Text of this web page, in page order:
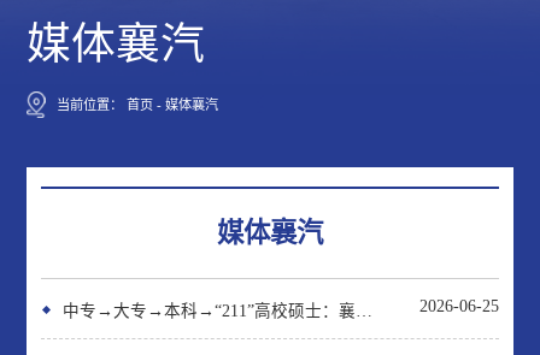
媒体襄汽
当前位置： 首页 - 媒体襄汽
媒体襄汽
2026-06-25